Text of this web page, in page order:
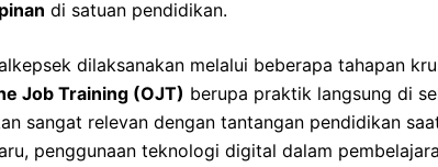
di satuan pendidikan.
dilaksanakan melalui beberapa tahapan
Job Training (OJT) berupa praktik langsung di
sangat relevan dengan tantangan pendidikan
penggunaan teknologi digital dalam